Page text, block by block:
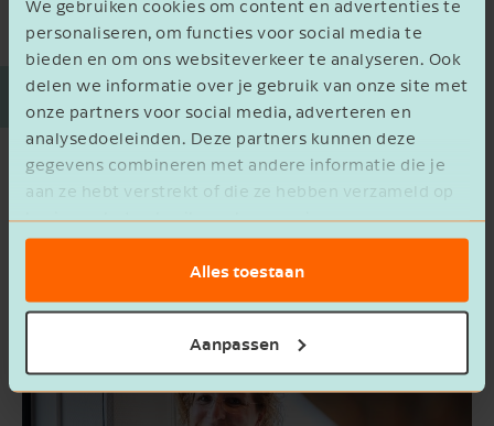
We gebruiken cookies om content en advertenties te
personaliseren, om functies voor social media te
bieden en om ons websiteverkeer te analyseren. Ook
delen we informatie over je gebruik van onze site met
onze partners voor social media, adverteren en
analysedoeleinden. Deze partners kunnen deze
gegevens combineren met andere informatie die je
aan ze hebt verstrekt of die ze hebben verzameld op
basis van het gebruik van hun services.
Alles toestaan
Aanpassen
Partnerships